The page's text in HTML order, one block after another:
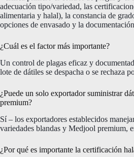
adecuación tipo/variedad, las
alimentaria y halal), la constancia de
opciones de envasado y la
¿Cuál es el factor más importante?
Un control de plagas eficaz y
lote de dátiles se despacha o se rechaza
¿Puede un solo exportador suministrar
premium?
Sí – los exportadores establecidos
variedades blandas y Medjool premium,
¿Por qué es importante la certificación